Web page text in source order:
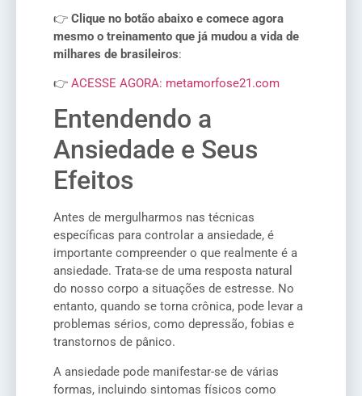
👉 Clique no botão abaixo e comece agora
mesmo o treinamento que já mudou a vida de
milhares de brasileiros:
👉 ACESSE AGORA: metamorfose21.com
Entendendo a
Ansiedade e Seus
Efeitos
Antes de mergulharmos nas técnicas
específicas para controlar a ansiedade, é
importante compreender o que realmente é a
ansiedade. Trata-se de uma resposta natural
do nosso corpo a situações de estresse. No
entanto, quando se torna crônica, pode levar a
problemas sérios, como depressão, fobias e
transtornos de pânico.
A ansiedade pode manifestar-se de várias
formas, incluindo sintomas físicos como